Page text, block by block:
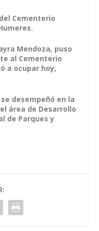
Cementerio
Mendoza, puso
al Cementerio
a ocupar hoy,
desempeñó en la
área de Desarrollo
de Parques y